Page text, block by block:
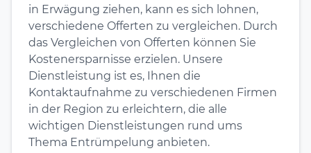
in Erwägung ziehen, kann es sich lohnen,
verschiedene Offerten zu vergleichen. Durch
das Vergleichen von Offerten können Sie
Kostenersparnisse erzielen. Unsere
Dienstleistung ist es, Ihnen die
Kontaktaufnahme zu verschiedenen Firmen
in der Region zu erleichtern, die alle
wichtigen Dienstleistungen rund ums
Thema Entrümpelung anbieten.